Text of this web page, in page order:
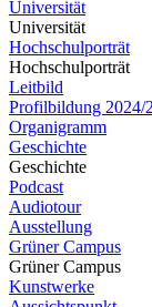
Universität
Universität
Hochschulporträt
Hochschulporträt
Leitbild
Profilbildung 2024/
Organigramm
Geschichte
Geschichte
Podcast
Audiotour
Ausstellung
Grüner Campus
Grüner Campus
Kunstwerke